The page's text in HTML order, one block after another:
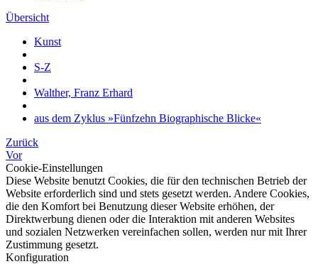
Übersicht
Kunst
S-Z
Walther, Franz Erhard
aus dem Zyklus »Fünfzehn Biographische Blicke«
Zurück
Vor
Cookie-Einstellungen
Diese Website benutzt Cookies, die für den technischen Betrieb der
Website erforderlich sind und stets gesetzt werden. Andere Cookies,
die den Komfort bei Benutzung dieser Website erhöhen, der
Direktwerbung dienen oder die Interaktion mit anderen Websites
und sozialen Netzwerken vereinfachen sollen, werden nur mit Ihrer
Zustimmung gesetzt.
Konfiguration